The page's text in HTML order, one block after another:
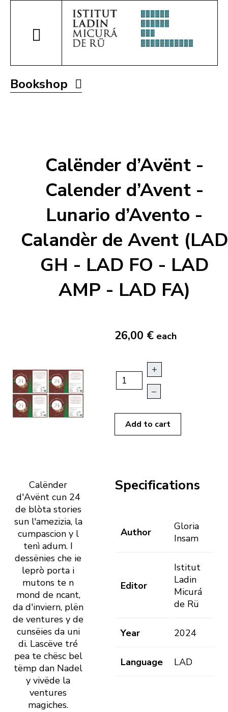
Bookshop
Calënder d’Avënt -
Calender d’Avent -
Lunario d’Avento -
Calandèr de Avent (LAD
GH - LAD FO - LAD
AMP - LAD FA)
Calënder
d'Avënt cun 24
de blòta stories
sun l'amezizia, la
cumpascion y l
tenì adum. I
dessënies che ie
leprò porta i
mutons te n
mond de ncant,
da d'inviern, plën
de ventures y de
cunsëies da uni
di. Lascëve tré
pea te chësc bel
tëmp dan Nadel
y vivëde la
ventures
magiches.
26,00 € each
+
–
Add to cart
Specifications
Author
Gloria
Insam
Editor
Istitut
Ladin
Micurá
de Rü
Year 2024
Language LAD